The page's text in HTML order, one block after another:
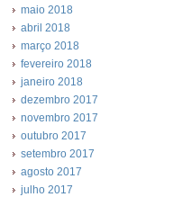
maio 2018
abril 2018
março 2018
fevereiro 2018
janeiro 2018
dezembro 2017
novembro 2017
outubro 2017
setembro 2017
agosto 2017
julho 2017